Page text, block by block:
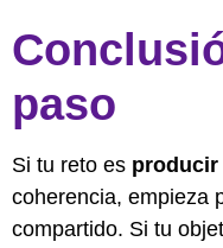
paso
Si tu reto es producir
coherencia, empieza
compartido. Si tu